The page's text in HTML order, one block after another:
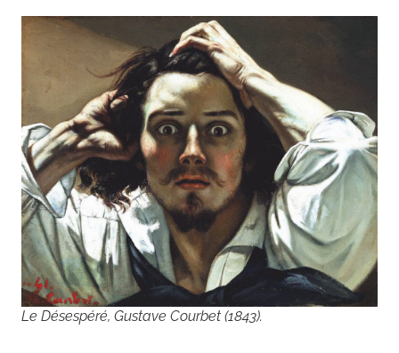
Le Désespéré, Gustave Courbet (1843).